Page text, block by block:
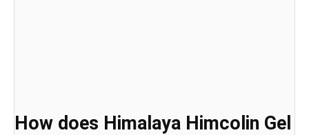
How does Himalaya Himcolin Gel